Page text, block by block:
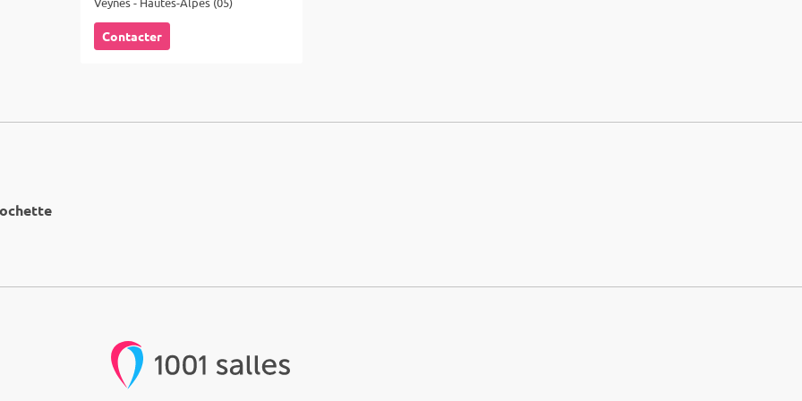
Contacter